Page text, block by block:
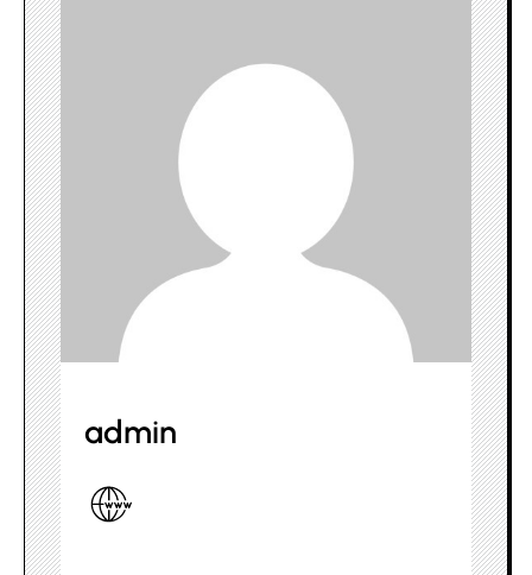
admin